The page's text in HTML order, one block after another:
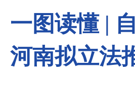
一图读懂 |
河南拟立法